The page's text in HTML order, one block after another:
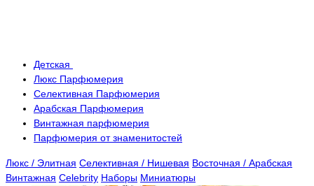
Детская
Люкс Парфюмерия
Селективная Парфюмерия
Арабская Парфюмерия
Винтажная парфюмерия
Парфюмерия от знаменитостей
Люкс / Элитная Селективная / Нишевая Восточная / Арабская
Винтажная Celebrity Наборы Миниатюры